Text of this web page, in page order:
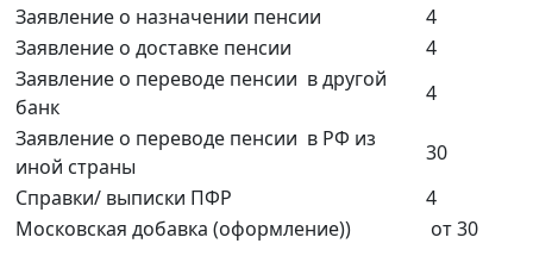
Заявление о назначении пенсии
4
Заявление о доставке пенсии
4
Заявление о переводе пенсии в другой
банк
4
Заявление о переводе пенсии в РФ из
иной страны
30
Справки/ выписки ПФР
4
Московская добавка (оформление))
от 30